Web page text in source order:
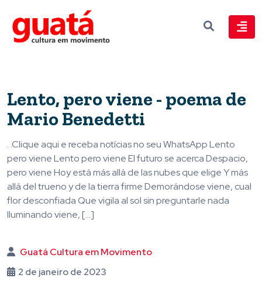
Lento, pero viene - poema de
Mario Benedetti
. .Clique aqui e receba notícias no seu WhatsApp Lento
pero viene Lento pero viene El futuro se acerca Despacio,
pero viene Hoy está más allá de las nubes que elige Y más
allá del trueno y de la tierra firme Demorándose viene, cual
flor desconfiada Que vigila al sol sin preguntarle nada
Iluminando viene, […]
Guatá Cultura em Movimento
2 de janeiro de 2023